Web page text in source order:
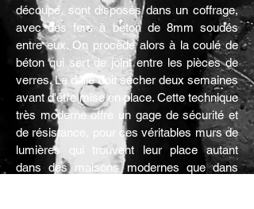
découpé, sont disposés dans un coffrage,
avec des fers à béton de 8mm soudés
entre eux. On procède alors à la coulé de
béton qui sert de joint entre les pièces de
verres. La dalle doit sécher deux semaines
avant d'être mise en place. Cette technique
très moderne offre un gage de sécurité et
de résistance, pour ces véritables murs de
lumières qui trouvent leur place autant
dans des maisons modernes que dans